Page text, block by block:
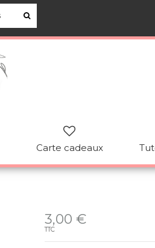
Carte cadeaux
3,00 €
TTC